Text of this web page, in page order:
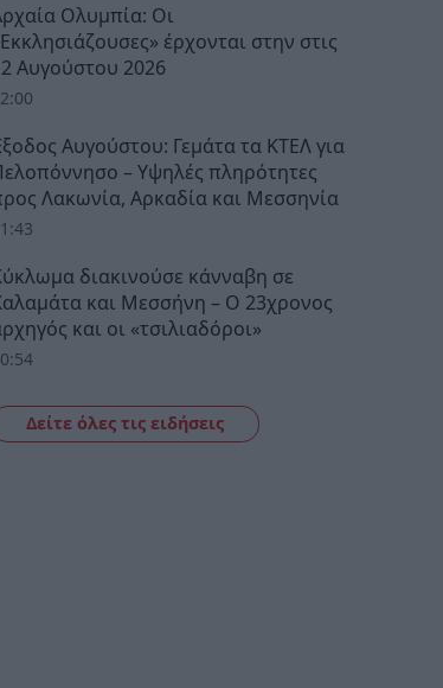
Ολυμπία: Οι
έρχονται στην στις
Αυγούστου 2026
Αυγούστου: Γεμάτα τα ΚΤΕΛ για
– Υψηλές πληρότητες
Λακωνία, Αρκαδία και Μεσσηνία
διακινούσε κάνναβη σε
και Μεσσήνη – Ο 23χρονος
και οι «τσιλιαδόροι»
Δείτε όλες τις ειδήσεις